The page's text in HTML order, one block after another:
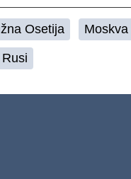
Osetija Moskva
Rusi